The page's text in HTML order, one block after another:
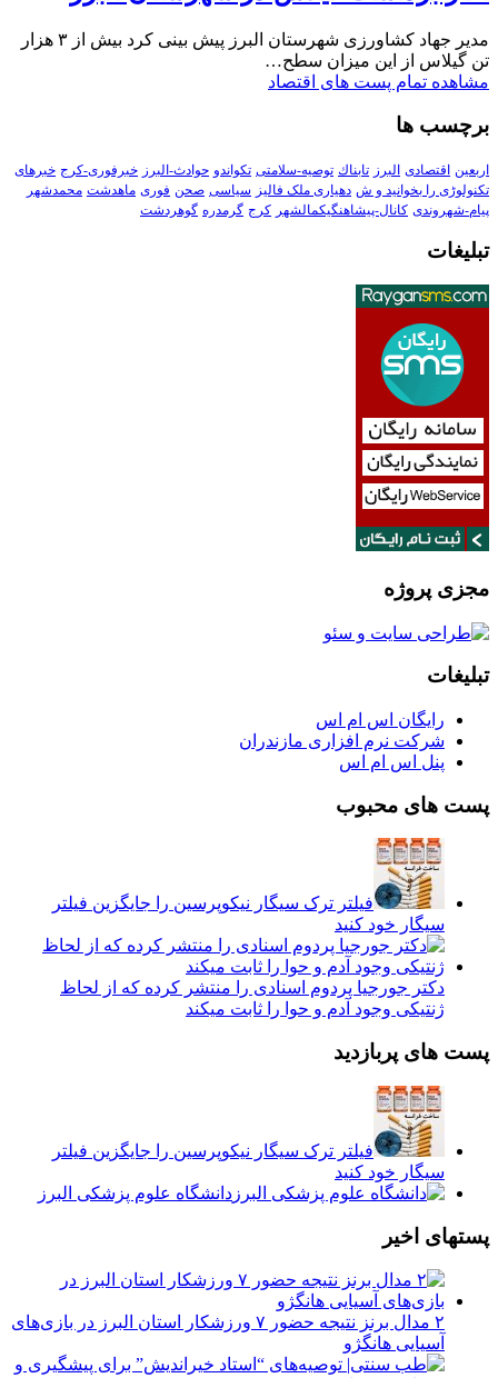
مدیر جهاد کشاورزی شهرستان البرز پیش بینی کرد بیش از ۳ هزار
تن گیلاس از این میزان سطح…
مشاهده تمام پست های اقتصاد
برچسب ها
اربعین اقتصادی البرز تابناك توصیه-سلامتی تکواندو حوادث-البرز خبرفوری-کرج خبرهای
تکنولوڑی را بخوانید و ش دهیاری ملک فالیز سیاسی صحن فوری ماهدشت محمدشهر
پیام-شهروندی کانال-پیشاهنگیکمالشهر کرج گرمدره گوهردشت
تبلیغات
مجزی پروژه
تبلیغات
رایگان اس ام اس
شرکت نرم افزاری مازندران
پنل اس ام اس
پست های محبوب
فیلتر ترک سیگار نیکوپرسین را جایگزین فیلتر
سیگار خود کنید
دکتر جورجیا پردوم اسنادی را منتشر کرده که از لحاظ
ژنتیکی وجود آدم و حوا را ثابت میکند
پست های پربازدید
فیلتر ترک سیگار نیکوپرسین را جایگزین فیلتر
سیگار خود کنید
دانشگاه علوم پزشکی البرز
پستهای اخیر
۲ مدال برنز نتیجه حضور ۷ ورزشکار استان البرز در بازی‌های
آسیایی هانگژو